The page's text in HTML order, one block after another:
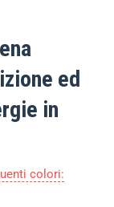
ed
in
colori: